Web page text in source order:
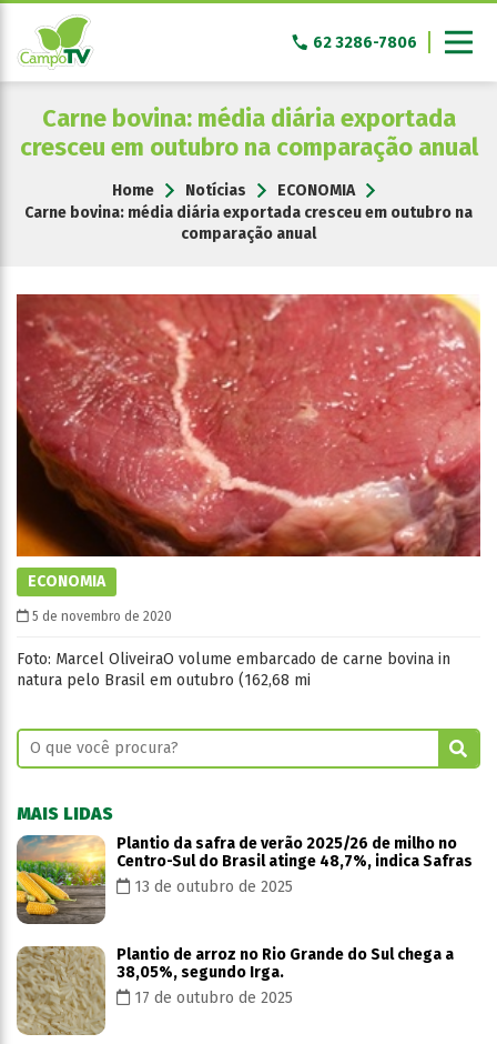
Pular
conteúdo
62 3286-7806
Carne bovina: média diária exportada
cresceu em outubro na comparação anual
Home Notícias
ECONOMIA
Carne bovina: média diária exportada cresceu em outubro na
comparação anual
ECONOMIA
5 de novembro de 2020
Foto: Marcel OliveiraO volume embarcado de carne bovina in
natura pelo Brasil em outubro (162,68 mi
MAIS LIDAS
Plantio da safra de verão 2025/26 de milho no
Centro-Sul do Brasil atinge 48,7%, indica Safras
13 de outubro de 2025
Plantio de arroz no Rio Grande do Sul chega a
38,05%, segundo Irga.
17 de outubro de 2025